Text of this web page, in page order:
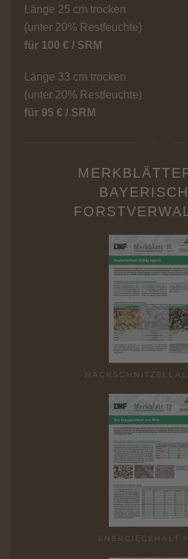
Länge 25 cm trocken
(unter 20% Restfeuchte)
für 100 € / SRM
Länge 33 cm trocken
(unter 20% Restfeuchte)
für 95 € / SRM
ENERGIE­GEHALT